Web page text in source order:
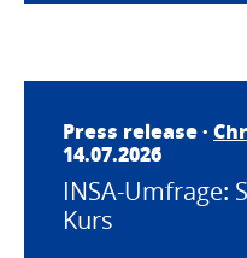
Press release ·
14.07.2026
INSA-Umfrage:
Kurs